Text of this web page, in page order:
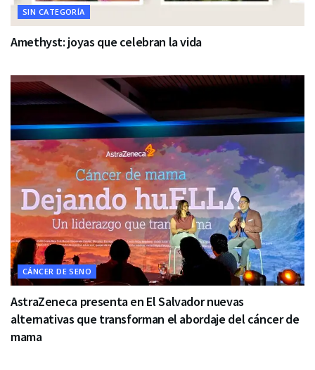
SIN CATEGORÍA
Amethyst: joyas que celebran la vida
CÁNCER DE SENO
AstraZeneca presenta en El Salvador nuevas
alternativas que transforman el abordaje del cáncer de
mama